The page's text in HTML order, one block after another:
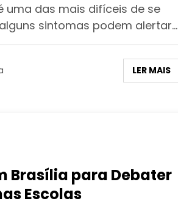
uma das mais difíceis de se
sintomas podem alertar…
LER MAIS
Brasília para Debater
Escolas